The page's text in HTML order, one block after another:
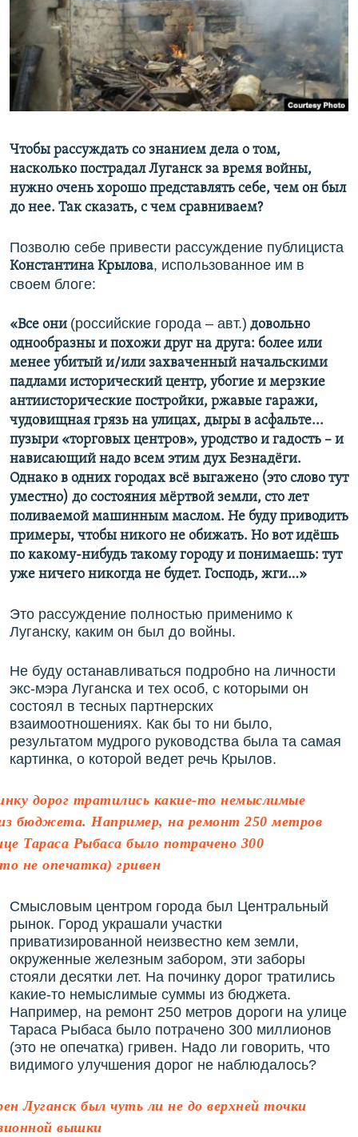
ПОБЕДИТЕЛЕЙ НЕ СУДЯТ?
КРЫМ.НЕПОКОРЕННЫЙ
ELIFBE
УКРАИНСКАЯ ПРОБЛЕМА КРЫМА
ПРИСОЕДИНЯЙТЕСЬ!
Чтобы рассуждать со знанием дела о том,
насколько пострадал Луганск за время войны,
нужно очень хорошо представлять себе, чем он был
до нее. Так сказать, с чем сравниваем?
Позволю себе привести рассуждение публициста
Константина Крылова, использованное им в
своем блоге:
«Все они (российские города – авт.) довольно
однообразны и похожи друг на друга: более или
менее убитый и/или захваченный начальскими
падлами исторический центр, убогие и мерзкие
антиисторические постройки, ржавые гаражи,
чудовищная грязь на улицах, дыры в асфальте...
пузыри «торговых центров», уродство и гадость – и
нависающий надо всем этим дух Безнадёги.
Однако в одних городах всё выгажено (это слово тут
уместно) до состояния мёртвой земли, сто лет
поливаемой машинным маслом. Не буду приводить
примеры, чтобы никого не обижать. Но вот идёшь
по какому-нибудь такому городу и понимаешь: тут
уже ничего никогда не будет. Господь, жги…»
Это рассуждение полностью применимо к
Луганску, каким он был до войны.
Не буду останавливаться подробно на личности
экс-мэра Луганска и тех особ, с которыми он
состоял в тесных партнерских
взаимоотношениях. Как бы то ни было,
результатом мудрого руководства была та самая
картинка, о которой ведет речь Крылов.
дорог тратились какие-то немыслимые
бюджета. Например, на ремонт 250 метров
Тараса Рыбаса было потрачено 300
не опечатка) гривен
Смысловым центром города был Центральный
рынок. Город украшали участки
приватизированной неизвестно кем земли,
окруженные железным забором, эти заборы
стояли десятки лет. На починку дорог тратились
какие-то немыслимые суммы из бюджета.
Например, на ремонт 250 метров дороги на улице
Тараса Рыбаса было потрачено 300 миллионов
(это не опечатка) гривен. Надо ли говорить, что
видимого улучшения дорог не наблюдалось?
Луганск был чуть ли не до верхней точки
вышки